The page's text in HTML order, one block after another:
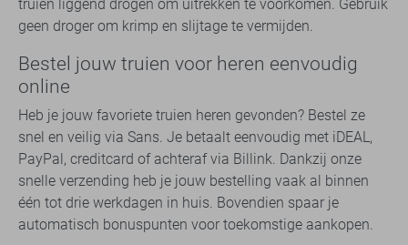
truien liggend drogen om uitrekken te voorkomen. Gebruik
geen droger om krimp en slijtage te vermijden.
Bestel jouw truien voor heren eenvoudig
online
Heb je jouw favoriete truien heren gevonden? Bestel ze
snel en veilig via Sans. Je betaalt eenvoudig met iDEAL,
PayPal, creditcard of achteraf via Billink. Dankzij onze
snelle verzending heb je jouw bestelling vaak al binnen
één tot drie werkdagen in huis. Bovendien spaar je
automatisch bonuspunten voor toekomstige aankopen.